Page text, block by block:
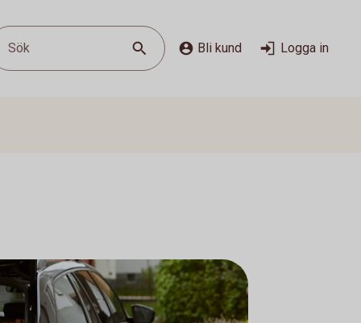
Sök Bli kund Logga in